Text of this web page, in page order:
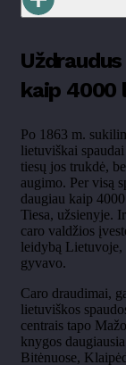
kaip 4000
Po 1863 m.
lietuviškai
tiesų jos trukdė,
augimo. Per visą
daugiau kaip
Tiesa, užsienyje.
caro valdžios
leidybą Lietuvoje,
gyvavo.
Caro draudimai,
lietuviškos
centrais tapo
knygos
Bitėnuose,